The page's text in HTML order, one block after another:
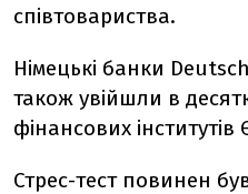
співтовариства.
Німецькі банки
також увійшли в
фінансових
Стрес-тест повинен